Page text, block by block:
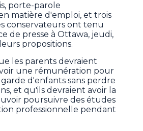
porte-parole
matière d'emploi, et trois
conservateurs ont tenu
de presse à Ottawa, jeudi,
propositions.
les parents devraient
une rémunération pour
garde d'enfants sans perdre
et qu'ils devraient avoir la
poursuivre des études
professionnelle pendant